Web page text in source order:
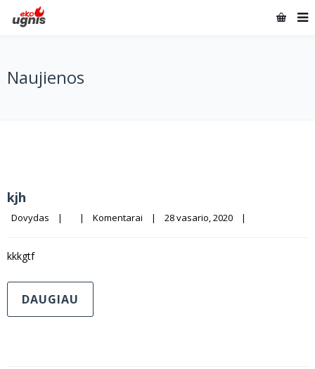
Naujienos
kjh
Dovydas | | Komentarai | 28 vasario, 2020 |
kkkgtf
DAUGIAU